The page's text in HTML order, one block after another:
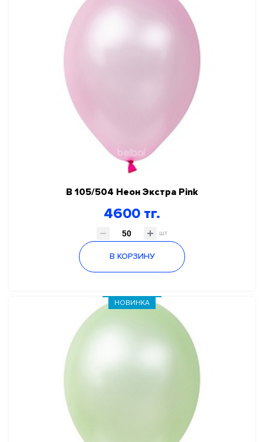
В 105/504 Неон Экстра Pink
4600 тг.
шт
В КОРЗИНУ
НОВИНКА